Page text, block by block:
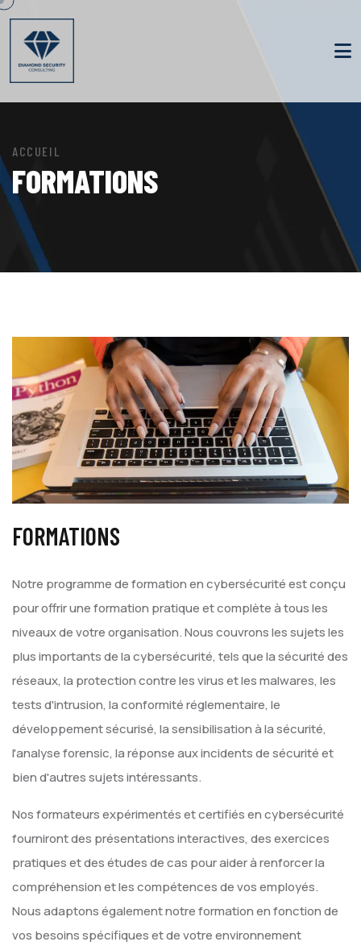
ACCUEIL
FORMATIONS
FORMATIONS
Notre programme de formation en cybersécurité est conçu
pour offrir une formation pratique et complète à tous les
niveaux de votre organisation. Nous couvrons les sujets les
plus importants de la cybersécurité, tels que la sécurité des
réseaux, la protection contre les virus et les malwares, les
tests d'intrusion, la conformité réglementaire, le
développement sécurisé, la sensibilisation à la sécurité,
l'analyse forensic, la réponse aux incidents de sécurité et
bien d'autres sujets intéressants.
Nos formateurs expérimentés et certifiés en cybersécurité
fourniront des présentations interactives, des exercices
pratiques et des études de cas pour aider à renforcer la
compréhension et les compétences de vos employés.
Nous adaptons également notre formation en fonction de
vos besoins spécifiques et de votre environnement